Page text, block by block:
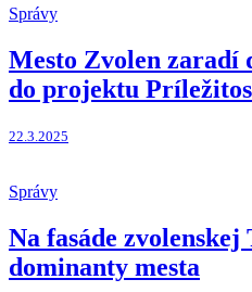
Správy
Mesto Zvolen zaradí
do projektu
22.3.2025
Správy
Na fasáde
dominanty mesta